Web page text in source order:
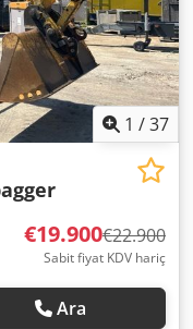
1 /37
€19.900€22.900
Sabit fiyat KDV hariç
Ara